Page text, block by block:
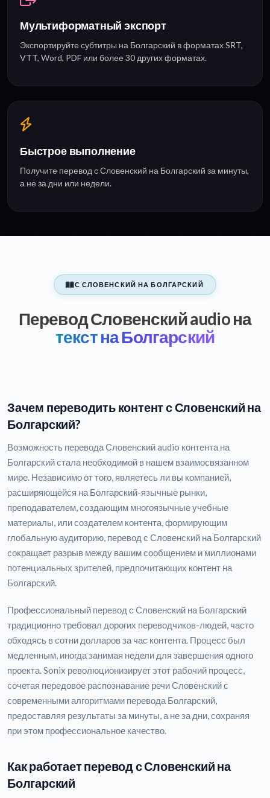
Мультиформатный экспорт
Экспортируйте субтитры на Болгарский в форматах SRT,
VTT, Word, PDF или более 30 других форматах.
Быстрое выполнение
Получите перевод с Словенский на Болгарский за минуты,
а не за дни или недели.
С СЛОВЕНСКИЙ НА БОЛГАРСКИЙ
Перевод Словенский audio на
текст на Болгарский
Зачем переводить контент с Словенский на
Болгарский?
Возможность перевода Словенский audio контента на
Болгарский стала необходимой в нашем взаимосвязанном
мире. Независимо от того, являетесь ли вы компанией,
расширяющейся на Болгарский-язычные рынки,
преподавателем, создающим многоязычные учебные
материалы, или создателем контента, формирующим
глобальную аудиторию, перевод с Словенский на Болгарский
сокращает разрыв между вашим сообщением и миллионами
потенциальных зрителей, предпочитающих контент на
Болгарский.
Профессиональный перевод с Словенский на Болгарский
традиционно требовал дорогих переводчиков-людей, часто
обходясь в сотни долларов за час контента. Процесс был
медленным, иногда занимая недели для завершения одного
проекта. Sonix революционизирует этот рабочий процесс,
сочетая передовое распознавание речи Словенский с
современными алгоритмами перевода Болгарский,
предоставляя результаты за минуты, а не за дни, сохраняя
при этом профессиональное качество.
Как работает перевод с Словенский на
Болгарский